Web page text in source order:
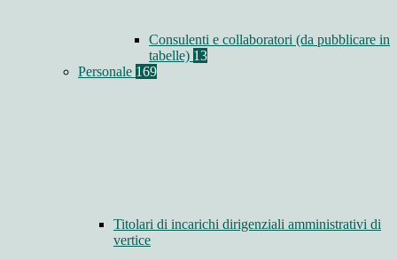
Consulenti e collaboratori (da pubblicare in
tabelle) 13
Personale 169
Titolari di incarichi dirigenziali amministrativi di
vertice